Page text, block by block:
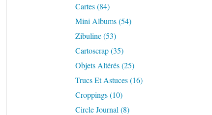
Cartes(84)
Mini Albums(54)
Zibuline(53)
Cartoscrap(35)
Objets Altérés(25)
Trucs Et Astuces(16)
Croppings(10)
Circle Journal (8)